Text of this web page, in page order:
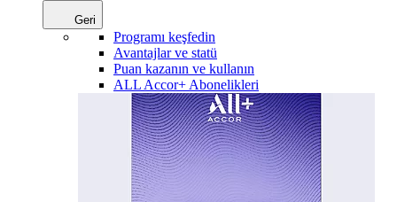
Geri
Programı keşfedin
Avantajlar ve statü
Puan kazanın ve kullanın
ALL Accor+ Abonelikleri